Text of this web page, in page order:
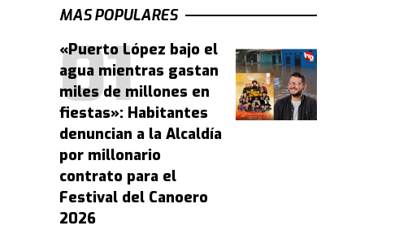
MAS POPULARES
«Puerto López bajo el
agua mientras gastan
miles de millones en
fiestas»: Habitantes
denuncian a la Alcaldía
por millonario
contrato para el
Festival del Canoero
2026